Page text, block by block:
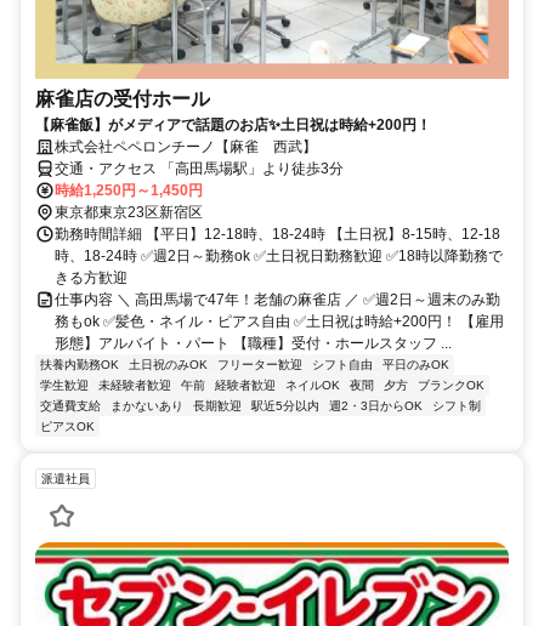
麻雀店の受付ホール
【麻雀飯】がメディアで話題のお店✨土日祝は時給+200円！
株式会社ペペロンチーノ【麻雀 西武】
交通・アクセス 「高田馬場駅」より徒歩3分
時給1,250円～1,450円
東京都東京23区新宿区
勤務時間詳細 【平日】12-18時、18-24時 【土日祝】8-15時、12-18
時、18-24時 ✅週2日～勤務ok ✅土日祝日勤務歓迎 ✅18時以降勤務で
きる方歓迎
仕事内容 ＼ 高田馬場で47年！老舗の麻雀店 ／ ✅週2日～週末のみ勤
務もok ✅髪色・ネイル・ピアス自由 ✅土日祝は時給+200円！ 【雇用
形態】アルバイト・パート 【職種】受付・ホールスタッフ ...
扶養内勤務OK 土日祝のみOK フリーター歓迎 シフト自由
平日のみOK
学生歓迎
未経験者歓迎 午前 経験者歓迎 ネイルOK 夜間 夕方
ブランクOK
交通費支給
まかないあり 長期歓迎 駅近5分以内 週2・3日からOK
シフト制
ピアスOK
派遣社員